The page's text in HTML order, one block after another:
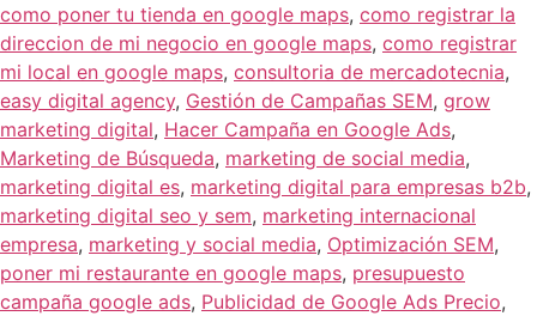
como poner tu tienda en google maps, como registrar la
direccion de mi negocio en google maps, como registrar
mi local en google maps, consultoria de mercadotecnia,
easy digital agency, Gestión de Campañas SEM, grow
marketing digital, Hacer Campaña en Google Ads,
Marketing de Búsqueda, marketing de social media,
marketing digital es, marketing digital para empresas b2b,
marketing digital seo y sem, marketing internacional
empresa, marketing y social media, Optimización SEM,
poner mi restaurante en google maps, presupuesto
campaña google ads, Publicidad de Google Ads Precio,